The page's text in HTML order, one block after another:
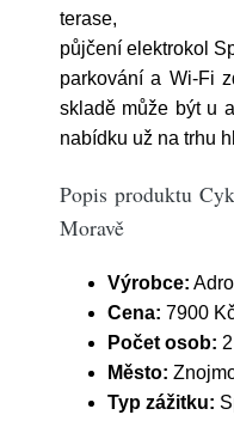
terase,
půjčení elektrokol
parkování a Wi-Fi
skladě může být u
nabídku už na trhu
Popis produktu
Moravě
Výrobce:
Cena: 7900
Počet osob:
Město:
Typ zážitku: